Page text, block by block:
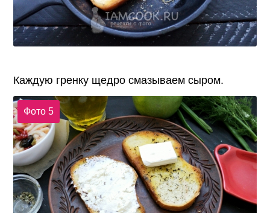
Каждую гренку щедро смазываем сыром.
Фото 5